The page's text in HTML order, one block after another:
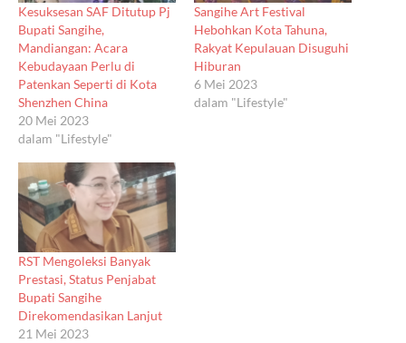
Kesuksesan SAF Ditutup Pj
Bupati Sangihe,
Mandiangan: Acara
Kebudayaan Perlu di
Patenkan Seperti di Kota
Shenzhen China
20 Mei 2023
dalam "Lifestyle"
Sangihe Art Festival
Hebohkan Kota Tahuna,
Rakyat Kepulauan Disuguhi
Hiburan
6 Mei 2023
dalam "Lifestyle"
RST Mengoleksi Banyak
Prestasi, Status Penjabat
Bupati Sangihe
Direkomendasikan Lanjut
21 Mei 2023